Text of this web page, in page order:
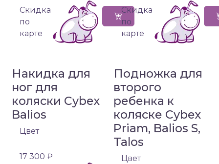
Cкидка
по
карте
Cкидка
по
карте
Накидка для
ног для
коляски Cybex
Balios
Цвет
17 300 ₽
Подножка для
второго
ребенка к
коляске Cybex
Priam, Balios S,
Talos
Цвет